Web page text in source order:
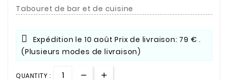
Tabouret de bar et de cuisine
Expédition le 10 aoûtPrix de livraison: 79 € .
(Plusieurs modes de livraison)
QUANTITY :